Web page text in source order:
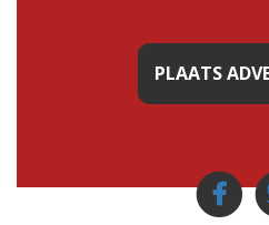
PLAATS